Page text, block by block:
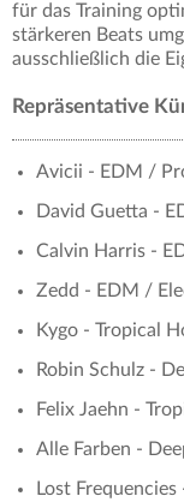
für das Training
stärkeren Beats
ausschließlich die
Repräsentative
Avicii - EDM /
David Guetta -
Calvin Harris -
Zedd - EDM /
Kygo - Tropical
Robin Schulz -
Felix Jaehn -
Alle Farben -
Lost